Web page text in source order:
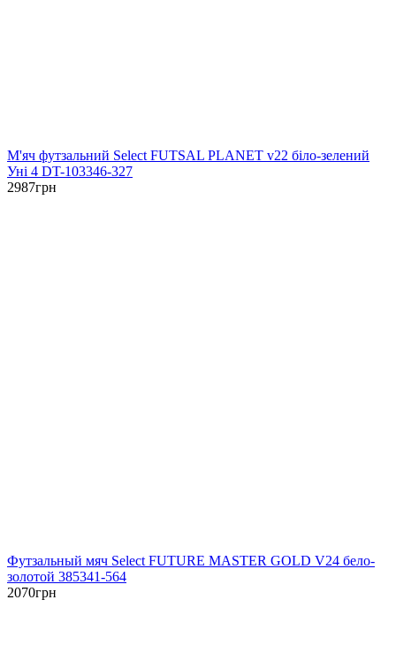
М'яч футзальний Select FUTSAL PLANET v22 біло-зелений
Уні 4 DT-103346-327
2987грн
Футзальный мяч Select FUTURE MASTER GOLD V24 бело-
золотой 385341-564
2070грн